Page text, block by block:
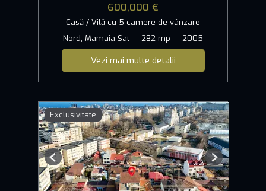
600,000 €
Casă / Vilă cu 5 camere de vânzare
Nord, Mamaia-Sat
282 mp 2005
Vezi mai multe detalii
Exclusivitate
Previous Next